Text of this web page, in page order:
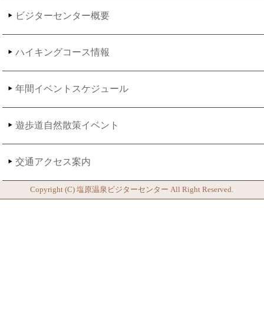
ビジターセンター概要
ハイキングコース情報
年間イベントスケジュール
遊歩道自然散策イベント
交通アクセス案内
Copyright (C)塩原温泉ビジターセンター All Right Reserved.